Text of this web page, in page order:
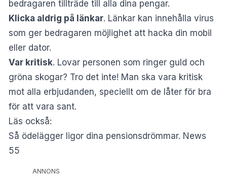
bedragaren tillträde till alla dina pengar.
Klicka aldrig på länkar. Länkar kan innehålla virus
som ger bedragaren möjlighet att hacka din mobil
eller dator.
Var kritisk. Lovar personen som ringer guld och
gröna skogar? Tro det inte! Man ska vara kritisk
mot alla erbjudanden, speciellt om de låter för bra
för att vara sant.
Läs också:
Så ödelägger ligor dina pensionsdrömmar. News
55
ANNONS